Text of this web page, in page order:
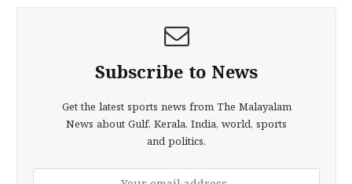
Subscribe to News
Get the latest sports news from The Malayalam
News about Gulf, Kerala, India, world, sports
and politics.